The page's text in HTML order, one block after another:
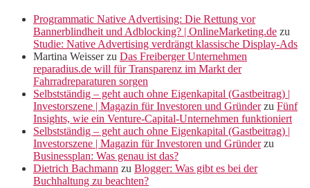
Programmatic Native Advertising: Die Rettung vor
Bannerblindheit und Adblocking? | OnlineMarketing.de zu
Studie: Native Advertising verdrängt klassische Display-Ads
Martina Weisserzu Das Freiberger Unternehmen
reparadius.de will für Transparenz im Markt der
Fahrradreparaturen sorgen
Selbstständig – geht auch ohne Eigenkapital (Gastbeitrag) |
Investorszene | Magazin für Investoren und Gründerzu Fünf
Insights, wie ein Venture-Capital-Unternehmen funktioniert
Selbstständig – geht auch ohne Eigenkapital (Gastbeitrag) |
Investorszene | Magazin für Investoren und Gründerzu
Businessplan: Was genau ist das?
Dietrich Bachmann zu Blogger: Was gibt es bei der
Buchhaltung zu beachten?